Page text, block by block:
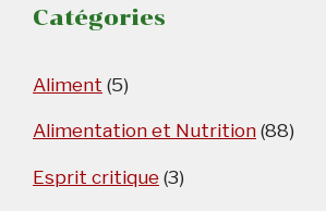
Catégories
Aliment (5)
Alimentation et Nutrition (88)
Esprit critique (3)